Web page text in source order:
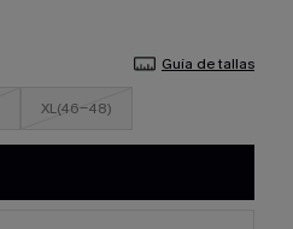
Guía de tallas
XL(46-48)